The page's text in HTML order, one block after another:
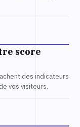
score
des indicateurs
vos visiteurs.